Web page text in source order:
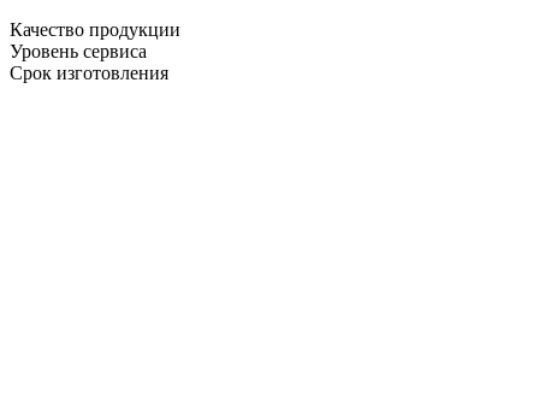
Качество продукции
Уровень сервиса
Срок изготовления